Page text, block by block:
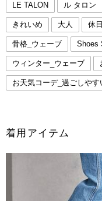
LE TALON ル タロン
きれいめ 大人 休日
骨格_ウェーブ Shoes
ウィンター_ウェーブ
お天気コーデ_過ごしやす
着用アイテム